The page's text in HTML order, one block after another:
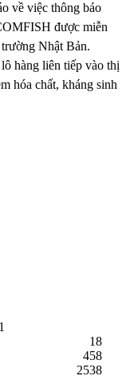
về việc thông báo
được miễn
Nhật Bản.
hàng liên tiếp vào thị
hóa chất, kháng sinh
18
458
2538